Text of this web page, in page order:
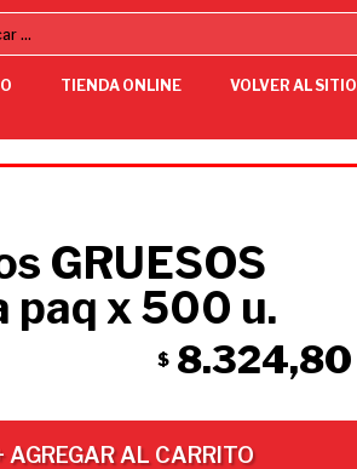
TIENDA ONLINE VOLVER AL SITIO
GRUESOS
paq x 500 u.
$ 8.324,80
AGREGAR AL CARRITO